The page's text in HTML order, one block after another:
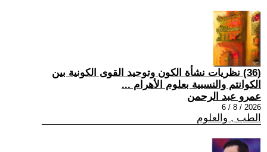
(36) نظريات نشأة الكون وتوحيد القوى الكونية بين
الكوانتم والنسبية بعلوم الأهرام ...
عمرو عبد الرحمن
2026 / 8 / 6
الطب , والعلوم